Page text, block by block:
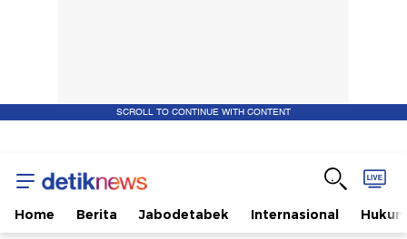
SCROLL TO CONTINUE WITH CONTENT
Home Berita Jabodetabek Internasional Hukum